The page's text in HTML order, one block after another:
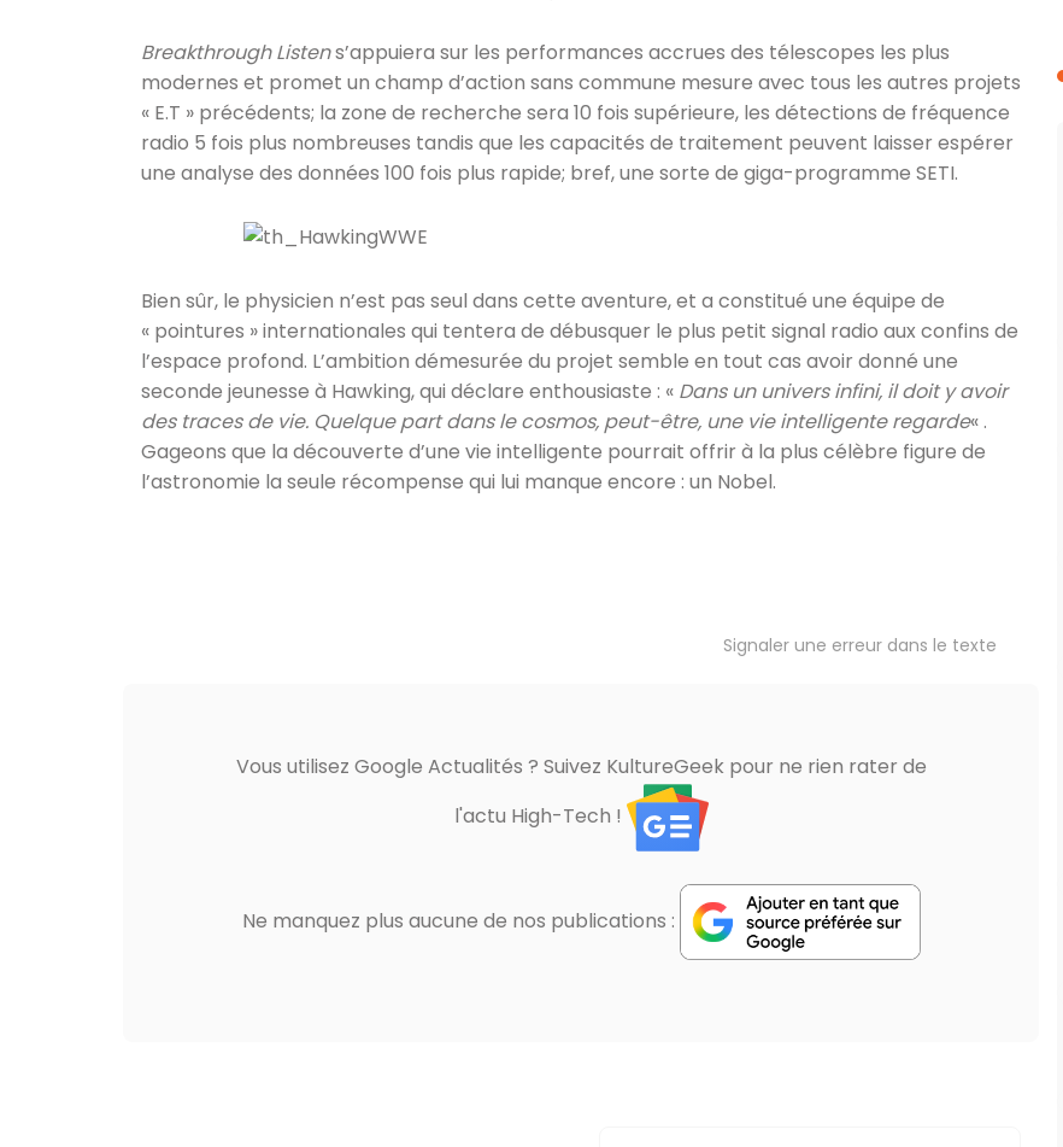
Breakthrough Listens’appuiera sur les performances accrues des télescopes les plus
modernes et promet un champ d’action sans commune mesure avec tous les autres projets
« E.T » précédents; la zone de recherche sera 10 fois supérieure, les détections de fréquence
radio 5 fois plus nombreuses tandis que les capacités de traitement peuvent laisser espérer
une analyse des données 100 fois plus rapide; bref, une sorte de giga-programme SETI.
Bien sûr, le physicien n’est pas seul dans cette aventure, et a constitué une équipe de
« pointures » internationales qui tentera de débusquer le plus petit signal radio aux confins de
l’espace profond. L’ambition démesurée du projet semble en tout cas avoir donné une
seconde jeunesse à Hawking, qui déclare enthousiaste : « Dans un univers infini, il doit y avoir
des traces de vie. Quelque part dans le cosmos, peut-être, une vie intelligente regarde« .
Gageons que la découverte d’une vie intelligente pourrait offrir à la plus célèbre figure de
l’astronomie la seule récompense qui lui manque encore : un Nobel.
Signaler une erreur dans le texte
Vous utilisez Google Actualités ? Suivez KultureGeek pour ne rien rater de
l'actu High-Tech !
Ne manquez plus aucune de nos publications :